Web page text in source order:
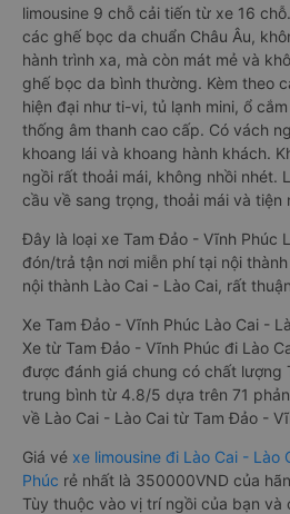
limousine 9 chỗ cải tiến từ xe 16
các ghế bọc da chuẩn Châu Âu,
hành trình xa, mà còn mát mẻ và
ghế bọc da bình thường. Kèm theo
hiện đại như ti-vi, tủ lạnh mini, ổ
thống âm thanh cao cấp. Có vách
khoang lái và khoang hành khách.
ngồi rất thoải mái, không nhồi nhét.
cầu về sang trọng, thoải mái và
Đây là loại xe Tam Đảo - Vĩnh Phúc
đón/trả tận nơi miễn phí tại nội
nội thành Lào Cai - Lào Cai, rất
Xe Tam Đảo - Vĩnh Phúc Lào Cai -
Xe từ Tam Đảo - Vĩnh Phúc đi Lào
được đánh giá chung có chất lượng
trung bình từ 4.8/5 dựa trên 71
về Lào Cai - Lào Cai từ Tam Đảo -
Giá vé xe limousine đi Lào Cai - Lào
Phúc rẻ nhất là 350000VND của
Tùy thuộc vào vị trí ngồi của bạn và